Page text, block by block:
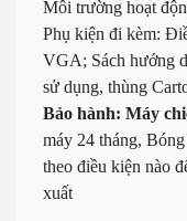
Môi trường hoạt
Phụ kiện đi kèm:
VGA; Sách hướng
sử dụng, thùng
Bảo hành: Máy
máy 24 tháng,
theo điều kiện nào
xuất